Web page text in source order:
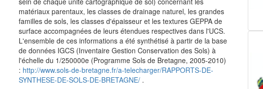
matériaux parentaux, les classes de drainage naturel, les grandes
familles de sols, les classes d'épaisseur et les textures GEPPA de
surface accompagnées de leurs étendues respectives dans l'UCS.
L'ensemble de ces informations a été synthétisé à partir de la base
de données IGCS (Inventaire Gestion Conservation des Sols) à
l'échelle du 1/250000e (Programme Sols de Bretagne, 2005-2010)
: http://www.sols-de-bretagne.fr/a-telecharger/RAPPORTS-DE-
SYNTHESE-DE-SOLS-DE-BRETAGNE/ .